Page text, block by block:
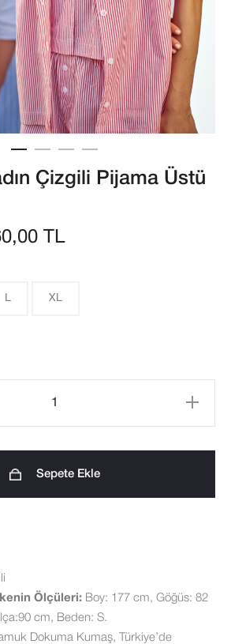
Çizgili Pijama Üstü
TLŞu
L XL
Sepete Ekle
Ölçüleri: Boy: 177 cm, Göğüs: 82
cm, Beden: S.
Dokuma Kumaş, Türkiye’de